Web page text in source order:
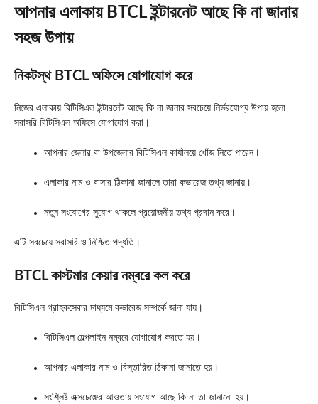
আপনার এলাকায় BTCL ইন্টারনেট আছে কি না জানার
সহজ উপায়
নিকটস্থ BTCL অফিসে যোগাযোগ করে
নিজের এলাকায় বিটিসিএল ইন্টারনেট আছে কি না জানার সবচেয়ে নির্ভরযোগ্য উপায় হলো
সরাসরি বিটিসিএল অফিসে যোগাযোগ করা।
আপনার জেলার বা উপজেলার বিটিসিএল কার্যালয়ে খোঁজ নিতে পারেন।
এলাকার নাম ও বাসার ঠিকানা জানালে তারা কভারেজ তথ্য জানায়।
নতুন সংযোগের সুযোগ থাকলে প্রয়োজনীয় তথ্য প্রদান করে।
এটি সবচেয়ে সরাসরি ও নিশ্চিত পদ্ধতি।
BTCL কাস্টমার কেয়ার নম্বরে কল করে
বিটিসিএল গ্রাহকসেবার মাধ্যমে কভারেজ সম্পর্কে জানা যায়।
বিটিসিএল হেল্পলাইন নম্বরে যোগাযোগ করতে হয়।
আপনার এলাকার নাম ও বিস্তারিত ঠিকানা জানাতে হয়।
সংশ্লিষ্ট এক্সচেঞ্জের আওতায় সংযোগ আছে কি না তা জানানো হয়।